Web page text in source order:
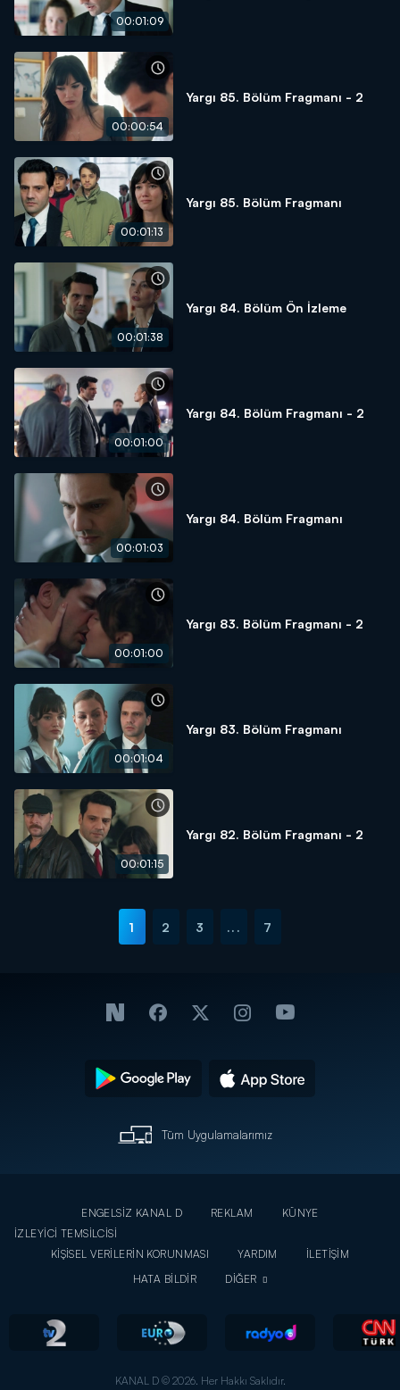
00:01:09
00:00:54
Yargı 85. Bölüm Fragmanı - 2
00:01:13
Yargı 85. Bölüm Fragmanı
00:01:38
Yargı 84. Bölüm Ön İzleme
00:01:00
Yargı 84. Bölüm Fragmanı - 2
00:01:03
Yargı 84. Bölüm Fragmanı
00:01:00
Yargı 83. Bölüm Fragmanı - 2
00:01:04
Yargı 83. Bölüm Fragmanı
00:01:15
Yargı 82. Bölüm Fragmanı - 2
1 2 3 ... 7
Tüm Uygulamalarımız
ENGELSİZ KANAL D REKLAM
KÜNYE
İZLEYİCİ TEMSİLCİSİ
KİŞİSEL VERİLERİN KORUNMASI
YARDIM
İLETİŞİM
HATA BİLDİR
DİĞER
KANAL D © 2026. Her Hakkı Saklıdır.